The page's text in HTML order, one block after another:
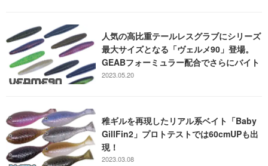
人気の高比重テールレスグラブにシリーズ
最大サイズとなる「ヴェルメ90」登場。
GEABフォーミュラー配合でさらにバイト
誘発
2023.05.20
稚ギルを再現したリアル系ベイト「Baby
GillFin2」プロトテストでは60cmUPも出
現！
2023.03.08